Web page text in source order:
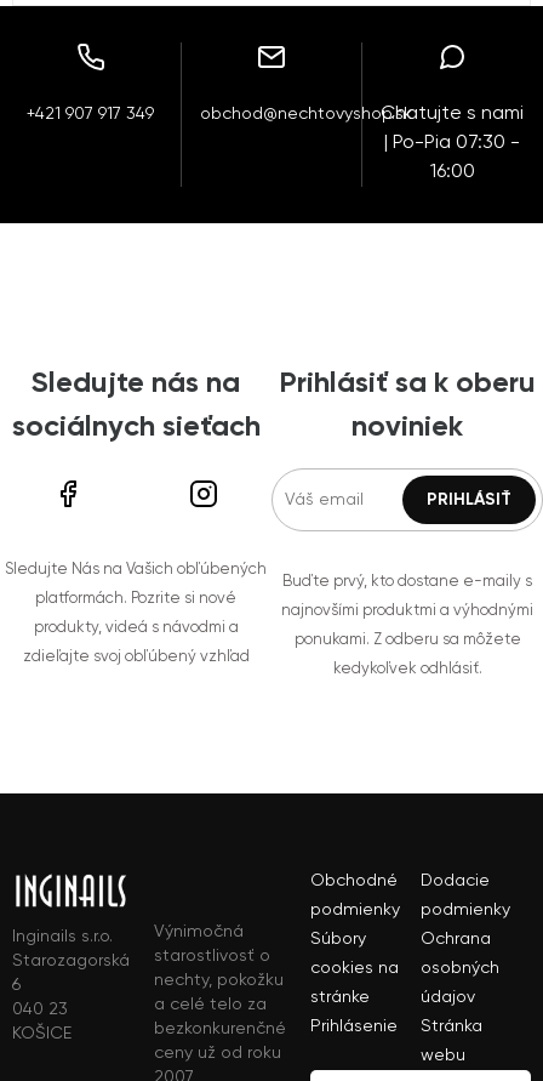
+421 907 917 349 obchod@nechtovyshop.skChatujte s nami
| Po-Pia 07:30 -
16:00
Sledujte nás na
sociálnych sieťach
Sledujte Nás na Vašich obľúbených
platformách. Pozrite si nové
produkty, videá s návodmi a
zdieľajte svoj obľúbený vzhľad
Prihlásiť sa k oberu
noviniek
Buďte prvý, kto dostane e-maily s
najnovšími produktmi a výhodnými
ponukami. Z odberu sa môžete
kedykoľvek odhlásiť.
Inginails s.r.o.
Starozagorská
6
040 23
KOŠICE
Výnimočná
starostlivosť o
nechty, pokožku
a celé telo za
bezkonkurenčné
ceny už od roku
2007
Obchodné
podmienky
Dodacie
podmienky
Súbory
cookies na
stránke
Ochrana
osobných
údajov
Prihlásenie
Stránka
webu